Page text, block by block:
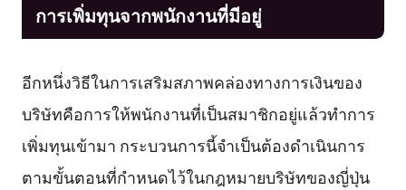
การเพิ่มทุนจากพนักงานที่มีอยู่
อีกหนึ่งวิธีในการเสริมสภาพคล่องทางการเงินของ
บริษัทคือการให้พนักงานที่เป็นสมาชิกอยู่แล้วทำการ
เพิ่มทุนเข้ามา กระบวนการนี้จำเป็นต้องดำเนินการ
ตามขั้นตอนที่กำหนดไว้ในกฎหมายบริษัทของญี่ปุ่น